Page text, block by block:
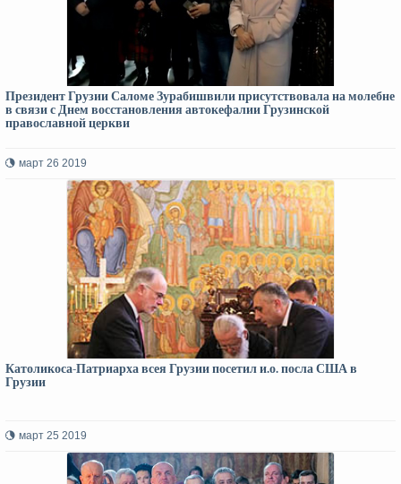
Президент Грузии Саломе Зурабишвили присутствовала на молебне
в связи с Днем восстановления автокефалии Грузинской
православной церкви
март 26 2019
Католикоса-Патриарха всея Грузии посетил и.о. посла США в
Грузии
март 25 2019